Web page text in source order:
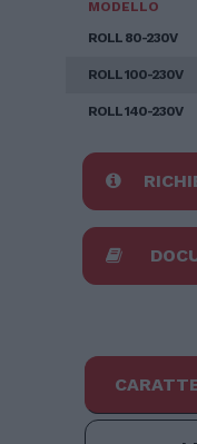
MODELLO
ROLL 80-230V
ROLL 100-230V
ROLL 140-230V